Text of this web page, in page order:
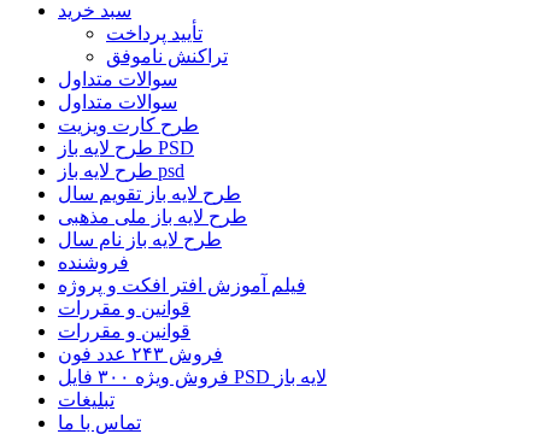
سبد خرید
تأیید پرداخت
تراکنش ناموفق
سوالات متداول
سوالات متداول
طرح کارت ویزیت
طرح لایه باز PSD
طرح لایه باز psd
طرح لایه باز تقویم سال
طرح لایه باز ملی مذهبی
طرح لایه باز نام سال
فروشنده
فیلم آموزش افتر افکت و پروژه
قوانین و مقررات
قوانین و مقررات
فروش ۲۴۳ عدد فون
فروش ویژه ۳۰۰ فایل PSD لایه باز
تبلیغات
تماس با ما